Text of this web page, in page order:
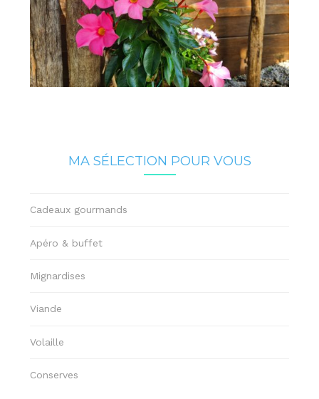
MA SÉLECTION POUR VOUS
Cadeaux gourmands
Apéro & buffet
Mignardises
Viande
Volaille
Conserves